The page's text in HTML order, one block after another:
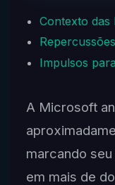
Contexto das
Impulsos
A Microsoft
marcando
em mais de